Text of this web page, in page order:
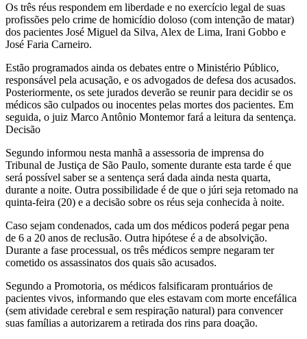
Os três réus respondem em liberdade e no exercício legal de suas
profissões pelo crime de homicídio doloso (com intenção de matar)
dos pacientes José Miguel da Silva, Alex de Lima, Irani Gobbo e
José Faria Carneiro.
Estão programados ainda os debates entre o Ministério Público,
responsável pela acusação, e os advogados de defesa dos acusados.
Posteriormente, os sete jurados deverão se reunir para decidir se os
médicos são culpados ou inocentes pelas mortes dos pacientes. Em
seguida, o juiz Marco Antônio Montemor fará a leitura da sentença.
Decisão
Segundo informou nesta manhã a assessoria de imprensa do
Tribunal de Justiça de São Paulo, somente durante esta tarde é que
será possível saber se a sentença será dada ainda nesta quarta,
durante a noite. Outra possibilidade é de que o júri seja retomado na
quinta-feira (20) e a decisão sobre os réus seja conhecida à noite.
Caso sejam condenados, cada um dos médicos poderá pegar pena
de 6 a 20 anos de reclusão. Outra hipótese é a de absolvição.
Durante a fase processual, os três médicos sempre negaram ter
cometido os assassinatos dos quais são acusados.
Segundo a Promotoria, os médicos falsificaram prontuários de
pacientes vivos, informando que eles estavam com morte encefálica
(sem atividade cerebral e sem respiração natural) para convencer
suas famílias a autorizarem a retirada dos rins para doação.